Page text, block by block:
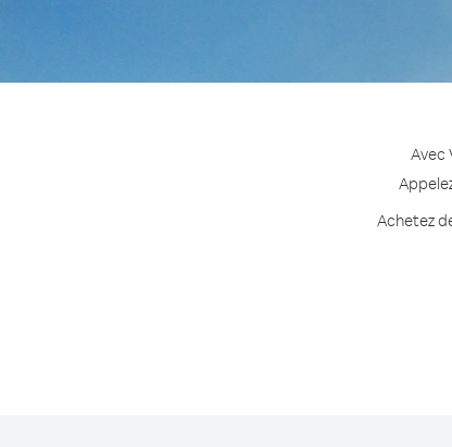
Avec
Achetez